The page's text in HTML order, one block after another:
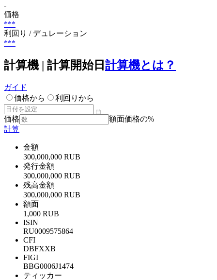
-
価格
***
利回り / デュレーション
***
計算機 | 計算開始日 計算機とは？
ガイド
価格から
利回りから
価格
額面価格の%
計算
金額
300,000,000 RUB
発行金額
300,000,000 RUB
残高金額
300,000,000 RUB
額面
1,000 RUB
ISIN
RU0009575864
CFI
DBFXXB
FIGI
BBG0006J1474
ティッカー